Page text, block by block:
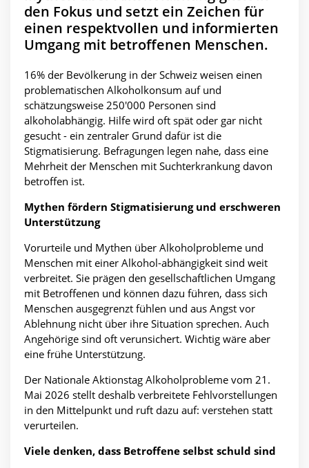
den Fokus und setzt ein Zeichen für
einen respektvollen und informierten
Umgang mit betroffenen Menschen.
16% der Bevölkerung in der Schweiz weisen einen
problematischen Alkoholkonsum auf und
schätzungsweise 250'000 Personen sind
alkoholabhängig. Hilfe wird oft spät oder gar nicht
gesucht - ein zentraler Grund dafür ist die
Stigmatisierung. Befragungen legen nahe, dass eine
Mehrheit der Menschen mit Suchterkrankung davon
betroffen ist.
Mythen fördern Stigmatisierung und erschweren
Unterstützung
Vorurteile und Mythen über Alkoholprobleme und
Menschen mit einer Alkohol-abhängigkeit sind weit
verbreitet. Sie prägen den gesellschaftlichen Umgang
mit Betroffenen und können dazu führen, dass sich
Menschen ausgegrenzt fühlen und aus Angst vor
Ablehnung nicht über ihre Situation sprechen. Auch
Angehörige sind oft verunsichert. Wichtig wäre aber
eine frühe Unterstützung.
Der Nationale Aktionstag Alkoholprobleme vom 21.
Mai 2026 stellt deshalb verbreitete Fehlvorstellungen
in den Mittelpunkt und ruft dazu auf: verstehen statt
verurteilen.
Viele denken, dass Betroffene selbst schuld sind